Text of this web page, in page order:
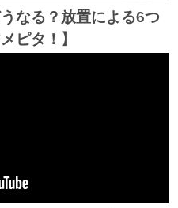
なる？放置による6つ
ピタ！】